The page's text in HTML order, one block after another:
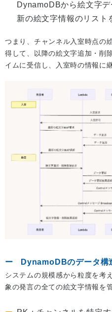
DynamoDBから絵文字
新の絵文字情報のリスト
つまり、チャンネル入室時点の
得して、以降の絵文字追加・削
イムに受信し、入室時の情報に
DynamoDBのデータ構
システムの規模感から粒度を考
象の発言の全ての絵文字情報を